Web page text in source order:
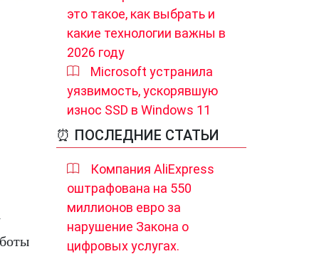
это такое, как выбрать и
какие технологии важны в
2026 году
Microsoft устранила
уязвимость, ускорявшую
износ SSD в Windows 11
⏰ ПОСЛЕДНИЕ СТАТЬИ
Компания AliExpress
оштрафована на 550
миллионов евро за
нарушение Закона о
цифровых услугах.